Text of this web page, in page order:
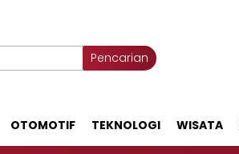
Pencarian
OTOMOTIF TEKNOLOGI WISATA